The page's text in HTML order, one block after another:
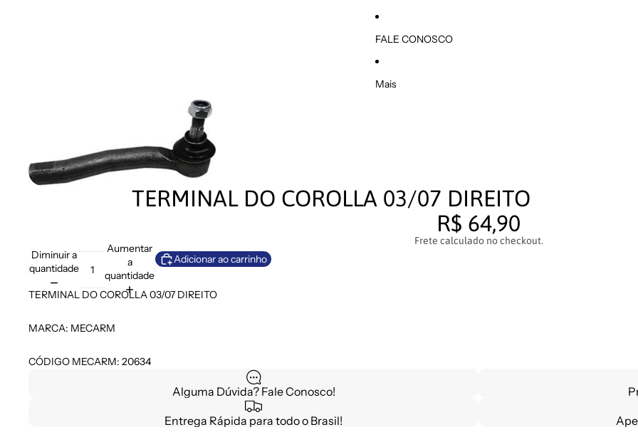
FALE CONOSCO
Mais
TERMINAL DO COROLLA 03/07 DIREITO
R$ 64,90
Frete calculado no checkout.
Diminuir a
quantidade
Aumentar
a
quantidade
Adicionar ao carrinho
TERMINAL DO COROLLA 03/07 DIREITO
MARCA: MECARM
CÓDIGO MECARM: 20634
Alguma Dúvida? Fale Conosco!
Entrega Rápida para todo o Brasil!